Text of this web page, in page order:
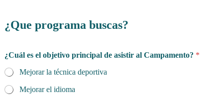
¿Que programa buscas?
¿Cuál es el objetivo principal de asistir al Campamento? *
Mejorar la técnica deportiva
Mejorar el idioma